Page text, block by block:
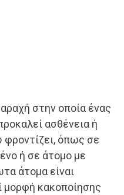
στην οποία ένας
ασθένεια ή
φροντίζει, όπως σε
ή σε άτομο με
άτομα είναι
μορφή κακοποίησης